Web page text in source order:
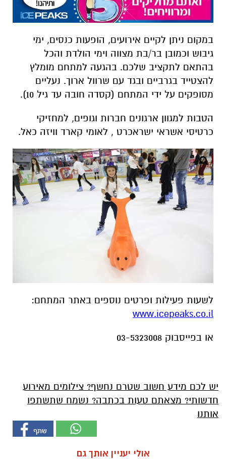
במקום ניתן לקיים אירועים, הופעות כנסים, ימי
גיבוש וכמובן בר/בת מצווה וימי הולדת והכל
בהתאם לתקציב שלכם. בהגעה למתחם מומלץ
להצטייד בגרביים ובגד עם שרוול ארוך. נעליים
מסופקים על ידי המתחם (קסדה חובה עד גיל 10).
הטבות למגוון ארגונים חברות וגופים, למחזיקי
כרטיסי אשראי ישראכרט , לאומי קארד וויזה כאל.
לשעות פעילות ופרטים נוספים באתר המתחם:
www.icepeaks.co.il
או בפייסבוק 03-5323008
יש לכם מידע חשוב שטרם נחשף? צילומים מאירוע
חדשותי? מצאתם טעות בכתבה? נשמח שתשתפו
אותנו
אולי יעניין אותך גם